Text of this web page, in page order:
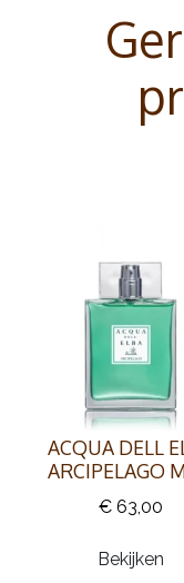
ACQUA DELL
ARCIPELAGO
€ 63,00
Bekijken